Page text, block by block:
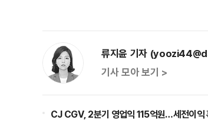
류지윤 기자
기사 모아 보기 >
CJ CGV, 2분기 영업익 115억원…세전이익